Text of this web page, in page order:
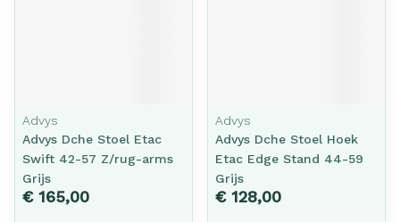
Advys
Advys Dche Stoel Etac
Swift 42-57 Z/rug-arms
Grijs
€ 165,00
Advys
Advys Dche Stoel Hoek
Etac Edge Stand 44-59
Grijs
€ 128,00